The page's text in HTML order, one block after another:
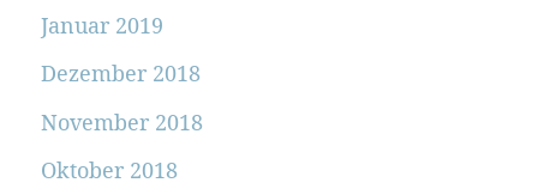
Januar 2019
Dezember 2018
November 2018
Oktober 2018